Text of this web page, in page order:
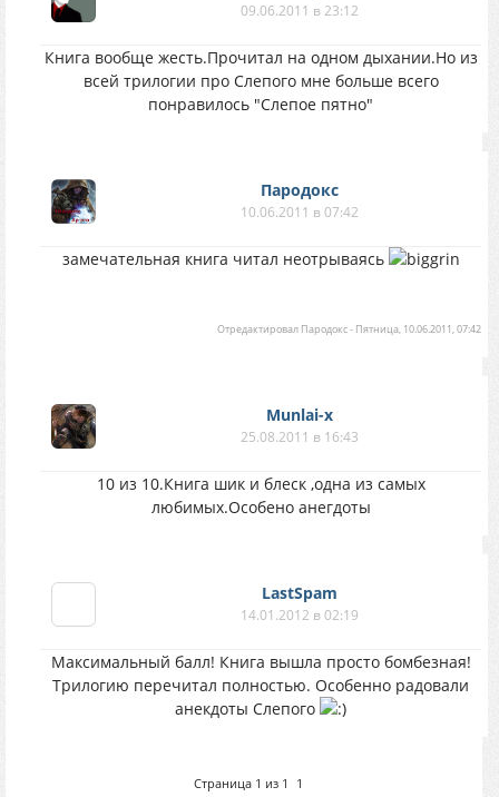
09.06.2011 в 23:12
Книга вообще жесть.Прочитал на одном дыхании.Но из
всей трилогии про Слепого мне больше всего
понравилось "Слепое пятно"
Пародокс
10.06.2011 в 07:42
замечательная книга читал неотрываясь
Отредактировал Пародокс- Пятница, 10.06.2011, 07:42
Munlai-x
25.08.2011 в 16:43
10 из 10.Книга шик и блеск ,одна из самых
любимых.Особено анегдоты
LastSpam
14.01.2012 в 02:19
Максимальный балл! Книга вышла просто бомбезная!
Трилогию перечитал полностью. Особенно радовали
анекдоты Слепого
Страница 1 из 1 1